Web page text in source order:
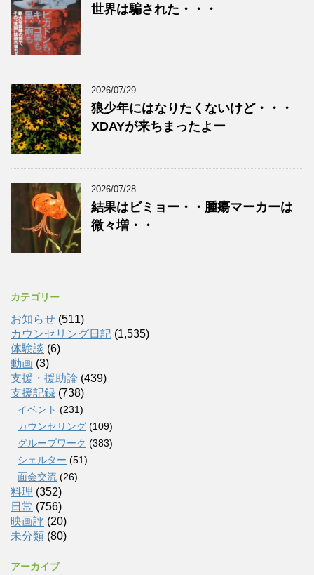
世界は騙された・・・
2026/07/29
狼少年にはなりたくないけど・・・
XDAYが来ちまったよー
2026/07/28
結果はビミョー・・腫瘍マーカーは
微々増・・
カテゴリー
お知らせ (511)
カウンセリング日記 (1,535)
体験談 (6)
動画 (3)
支援・援助論 (439)
支援記録 (738)
イベント (231)
カウンセリング (109)
グループワーク (383)
シェルター (51)
面会交流 (26)
料理 (352)
日常 (756)
映画評 (20)
未分類 (80)
アーカイブ